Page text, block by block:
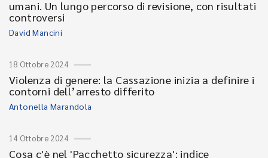
umani. Un lungo percorso di revisione, con risultati
controversi
David Mancini
18 Ottobre 2024
Violenza di genere: la Cassazione inizia a definire i
contorni dell’arresto differito
Antonella Marandola
14 Ottobre 2024
Cosa c'è nel 'Pacchetto sicurezza': indice